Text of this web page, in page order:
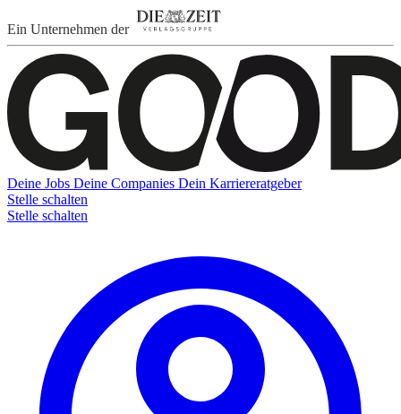
Ein Unternehmen der
Deine Jobs Deine Companies Dein Karriereratgeber
Stelle schalten
Stelle schalten